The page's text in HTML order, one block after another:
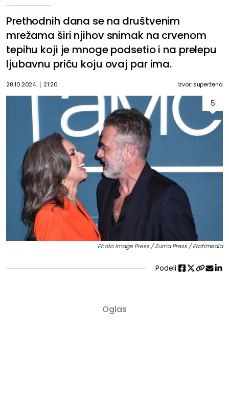
Prethodnih dana se na društvenim
mrežama širi njihov snimak na crvenom
tepihu koji je mnoge podsetio i na prelepu
ljubavnu priču koju ovaj par ima.
28.10.2024. 21:20 Izvor: superžena
5
Photo Image Press / Zuma Press / Profimedia
Podeli: